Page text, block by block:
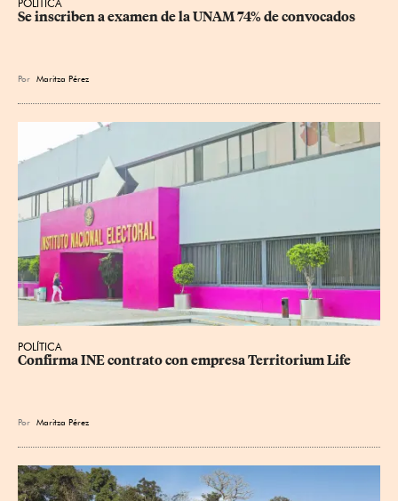
POLÍTICA
Se inscriben a examen de la UNAM 74% de convocados
Por Maritza Pérez
POLÍTICA
Confirma INE contrato con empresa Territorium Life
Por Maritza Pérez